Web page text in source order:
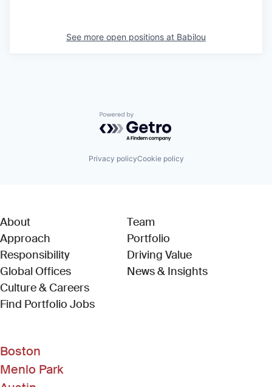
See more open positions at Babilou
Powered by Getro.com
Privacy policyCookie policy
About
Approach
Responsibility
Global Offices
Culture & Careers
Find Portfolio Jobs(Link opens in new window)
Team
Portfolio
Driving Value
News & Insights
Boston
Menlo Park